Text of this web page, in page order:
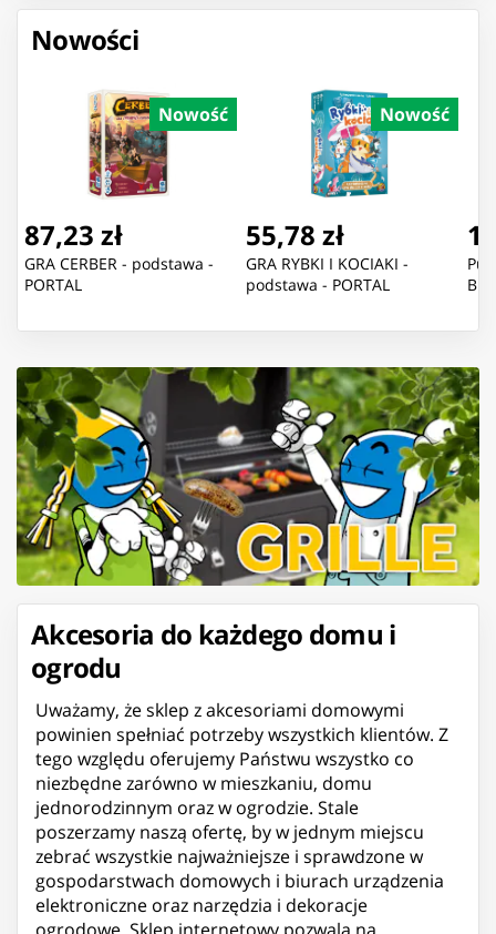
Nowości
Nowość
87,23 zł
GRA CERBER - podstawa -
PORTAL
Nowość
55,78 zł
GRA RYBKI I KOCIAKI -
podstawa - PORTAL
Akcesoria do każdego domu i
ogrodu
Uważamy, że sklep z akcesoriami domowymi
powinien spełniać potrzeby wszystkich klientów. Z
tego względu oferujemy Państwu wszystko co
niezbędne zarówno w mieszkaniu, domu
jednorodzinnym oraz w ogrodzie. Stale
poszerzamy naszą ofertę, by w jednym miejscu
zebrać wszystkie najważniejsze i sprawdzone w
gospodarstwach domowych i biurach urządzenia
elektroniczne oraz narzędzia i dekoracje